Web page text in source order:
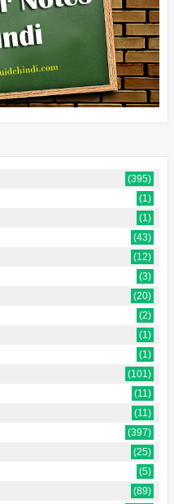
(395)
(1)
(1)
(43)
(12)
(3)
(20)
(2)
(1)
(1)
(101)
(11)
(11)
(397)
(25)
(5)
(89)